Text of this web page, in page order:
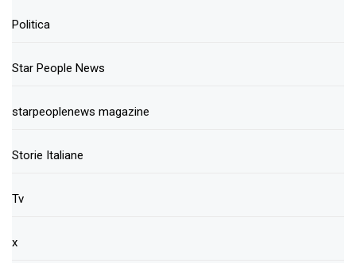
Politica
Star People News
starpeoplenews magazine
Storie Italiane
Tv
x